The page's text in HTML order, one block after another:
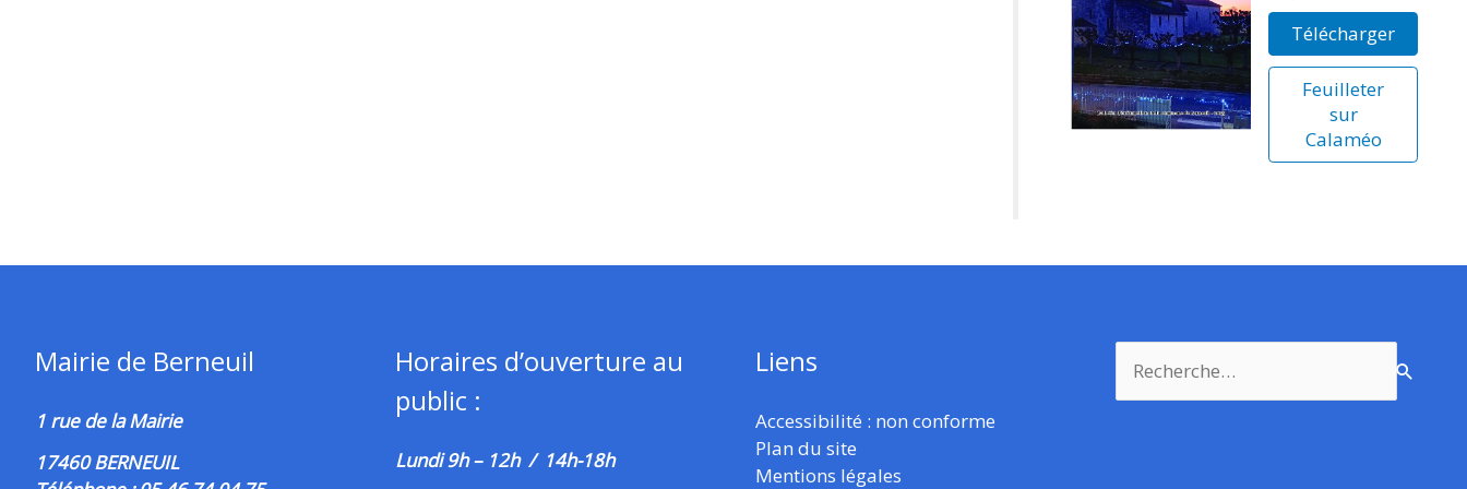
Télécharger
Feuilleter
sur
Calaméo
Mairie de Berneuil
1 rue de la Mairie
17460 BERNEUIL
Horaires d’ouverture au
public :
Lundi 9h – 12h / 14h-18h
Liens
Accessibilité : non conforme
Plan du site
Mentions légales